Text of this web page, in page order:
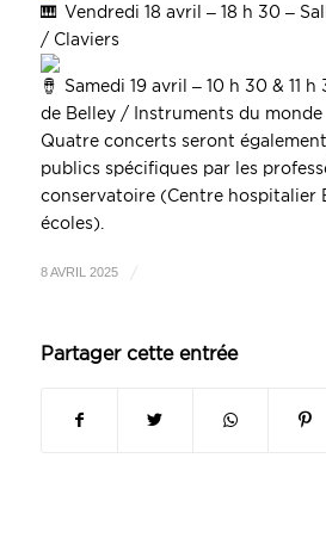
Vendredi 18 avril – 18 h 30 –
/ Claviers
Samedi 19 avril – 10 h 30 & 11 h
de Belley / Instruments du monde
Quatre concerts seront
publics spécifiques par les
conservatoire (Centre hospitalier
écoles).
8 AVRIL 2025 /
Partager cette entrée